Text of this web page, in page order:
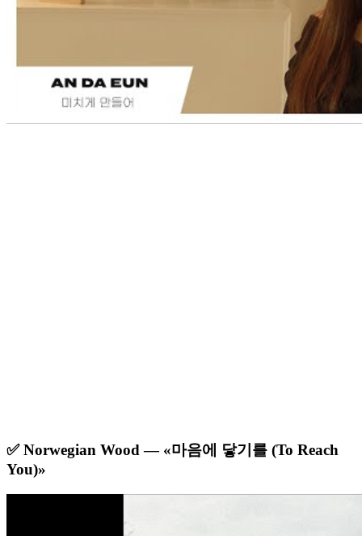
✅ Norwegian Wood — «마음에 닿기를 (To Reach
You)»